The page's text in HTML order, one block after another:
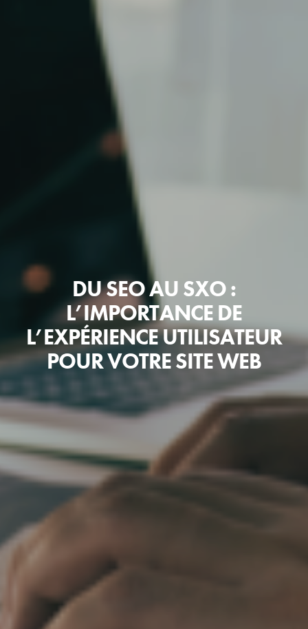
DU SEO AU SXO :
L’IMPORTANCE DE
L’EXPÉRIENCE UTILISATEUR
POUR VOTRE SITE WEB